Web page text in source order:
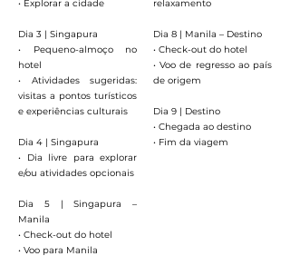
• Explorar a cidade
Dia 3 | Singapura
• Pequeno-almoço no
hotel
• Atividades sugeridas:
visitas a pontos turísticos
e experiências culturais
Dia 4 | Singapura
• Dia livre para explorar
e/ou atividades opcionais
Dia 5 | Singapura –
Manila
• Check-out do hotel
• Voo para Manila
relaxamento
Dia 8 | Manila – Destino
• Check-out do hotel
• Voo de regresso ao país
de origem
Dia 9 | Destino
• Chegada ao destino
• Fim da viagem